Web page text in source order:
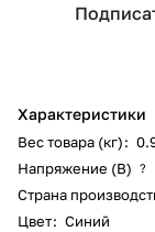
Характеристики
Вес товара (кг):
Напряжение (В)
?
Страна
Цвет: Синий